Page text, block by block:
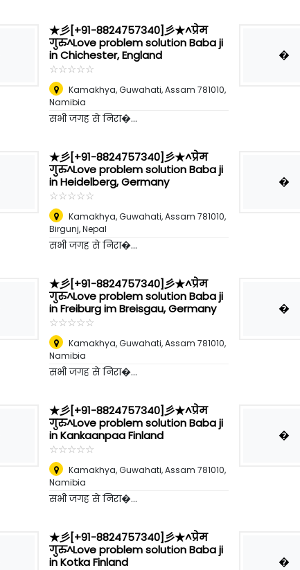
★彡[+91-8824757340]彡★^प्रेम
गुरु^Love problem solution Baba ji
in Chichester, England
☆☆☆☆☆
★★★★★
Kamakhya, Guwahati, Assam 781010,
Namibia
सभी जगह से निरा�...
�
★彡[+91-8824757340]彡★^प्रेम
गुरु^Love problem solution Baba ji
in Heidelberg, Germany
☆☆☆☆☆
★★★★★
Kamakhya, Guwahati, Assam 781010,
Birgunj, Nepal
सभी जगह से निरा�...
�
★彡[+91-8824757340]彡★^प्रेम
गुरु^Love problem solution Baba ji
in Freiburg im Breisgau, Germany
☆☆☆☆☆
★★★★★
Kamakhya, Guwahati, Assam 781010,
Namibia
सभी जगह से निरा�...
�
★彡[+91-8824757340]彡★^प्रेम
गुरु^Love problem solution Baba ji
in Kankaanpaa Finland
☆☆☆☆☆
★★★★★
Kamakhya, Guwahati, Assam 781010,
Namibia
सभी जगह से निरा�...
�
★彡[+91-8824757340]彡★^प्रेम
गुरु^Love problem solution Baba ji
in Kotka Finland
�